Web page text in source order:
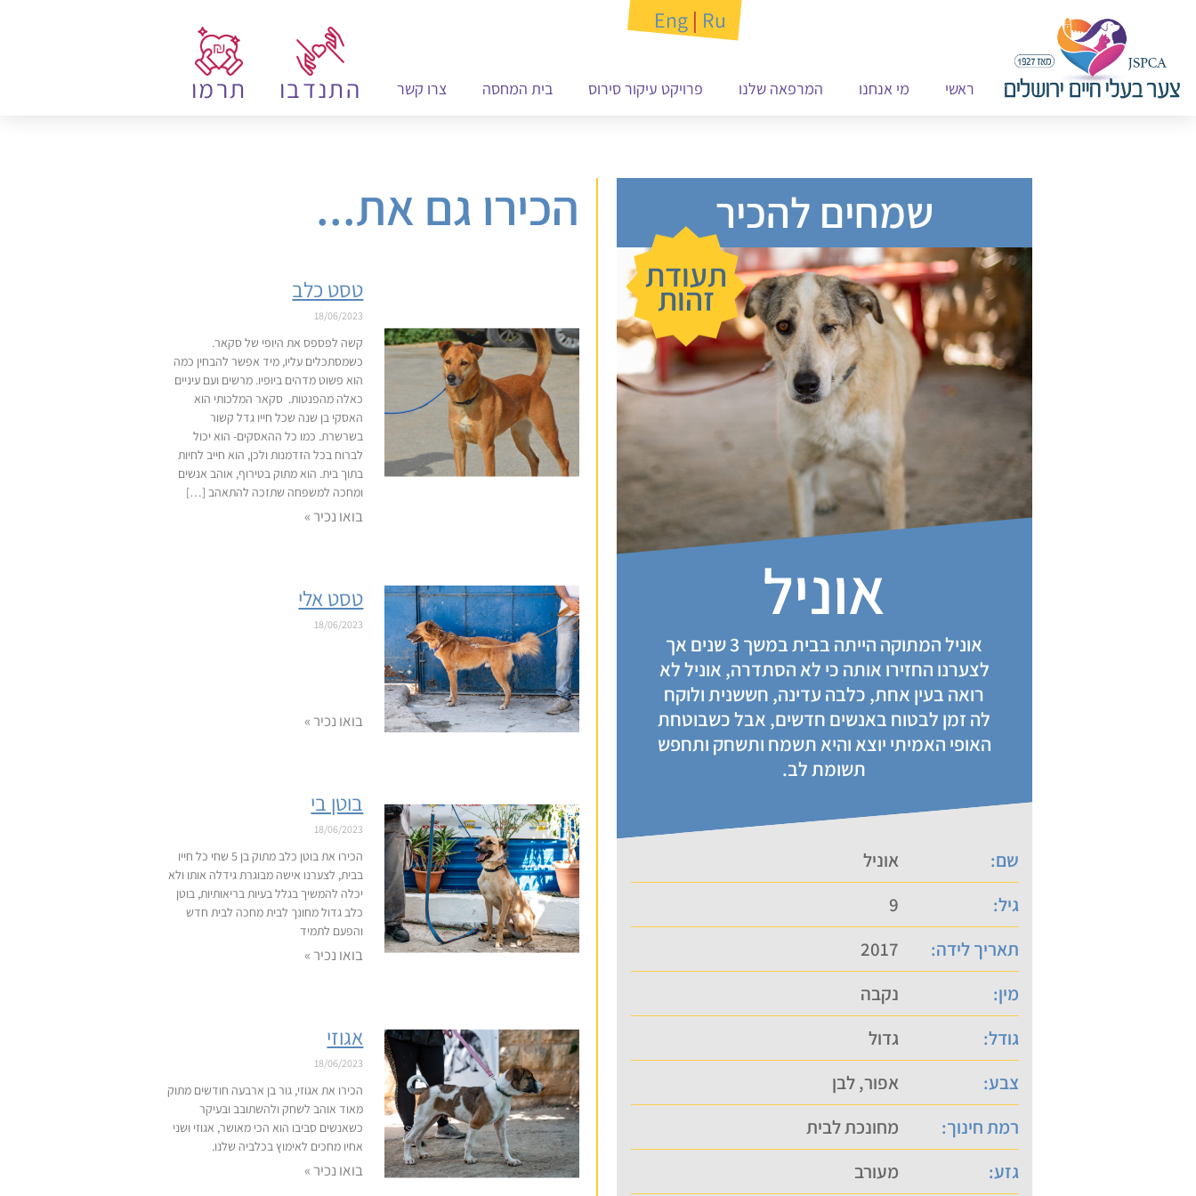
Eng| Ru
ראשי מי אנחנו המרפאה שלנו פרויקט עיקור סירוס בית המחסה צרו קשר התנדבו תרמו
שמחים להכיר
תעודת
זהות
אוניל
אוניל המתוקה הייתה בבית במשך 3 שנים אך
לצערנו החזירו אותה כי לא הסתדרה, אוניל לא
רואה בעין אחת, כלבה עדינה, חששנית ולוקח
לה זמן לבטוח באנשים חדשים, אבל כשבוטחת
האופי האמיתי יוצא והיא תשמח ותשחק ותחפש
תשומת לב.
שם:
אוניל
גיל:
9
תאריך לידה:
2017
מין:
נקבה
גודל:
גדול
צבע:
אפור, לבן
רמת חינוך:
מחונכת לבית
גזע:
מעורב
הכירו גם את...
טסט כלב
18/06/2023
קשה לפספס את היופי של סקאר.
כשמסתכלים עליו, מיד אפשר להבחין כמה
הוא פשוט מדהים ביופיו. מרשים ועם עיניים
כאלה מהפנטות. סקאר המלכותי הוא
האסקי בן שנה שכל חייו גדל קשור
בשרשרת. כמו כל ההאסקים- הוא יכול
לברוח בכל הזדמנות ולכן, הוא חייב לחיות
בתוך בית. הוא מתוק בטירוף, אוהב אנשים
ומחכה למשפחה שתזכה להתאהב […]
בואו נכיר »
טסט אלי
18/06/2023
בואו נכיר »
בוטן בי
18/06/2023
הכירו את בוטן כלב מתוק בן 5 שחי כל חייו
בבית, לצערנו אישה מבוגרת גידלה אותו ולא
יכלה להמשיך בגלל בעיות בריאותיות, בוטן
כלב גדול מחונך לבית מחכה לבית חדש
והפעם לתמיד
בואו נכיר »
אגוזי
18/06/2023
הכירו את אגוזי, גור בן ארבעה חודשים מתוק
מאוד אוהב לשחק ולהשתובב ובעיקר
כשאנשים סביבו הוא הכי מאושר, אגוזי ושני
אחיו מחכים לאימוץ בכלביה שלנו.
בואו נכיר »